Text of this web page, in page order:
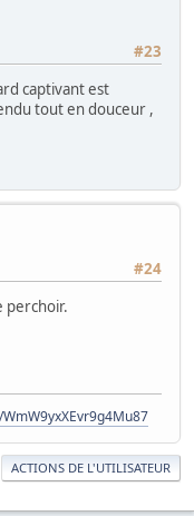
#23
captivant est
tout en douceur ,
#24
perchoir.
ACTIONS DE L'UTILISATEUR